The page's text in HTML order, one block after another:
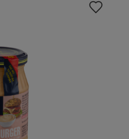
Aggiungi